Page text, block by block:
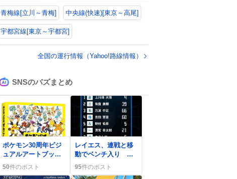
地域からの同社製品
の修理について、27
年2月1日まで無償で
対応すると発表し
た。「Switch 2」や
Con」などが対象。
青梅線[立川～青梅] 中央線(快速)[東京～高尾]
宇都宮線[東京～宇都宮]
全国の運行情報（Yahoo!路線情報）
SNSのバズまとめ
ポケモン30周年ビジ
ュアルアートブッ
ク、12月18日同時発
売にファン歓喜「絶
50件のポスト
レイエス、連戦と移
動でベンチ入り フ
ァイターズの大胆采
配にファン歓喜
95件のポスト